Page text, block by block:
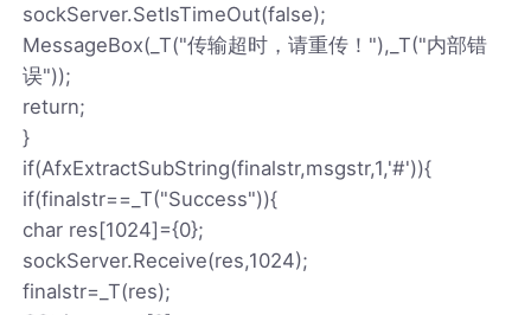
sockServer.SetIsTimeOut(false);
MessageBox(_T("传输超时，请重传！"),_T("内部错
误"));
return;
}
if(AfxExtractSubString(finalstr,msgstr,1,'#')){
if(finalstr==_T("Success")){
char res[1024]={0};
sockServer.Receive(res,1024);
finalstr=_T(res);